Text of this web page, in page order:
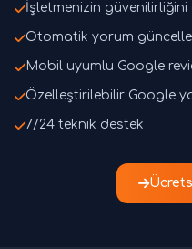
İşletmenizin güvenilirliğini
Otomatik yorum
Mobil uyumlu Google
Özelleştirilebilir Google
7/24 teknik destek